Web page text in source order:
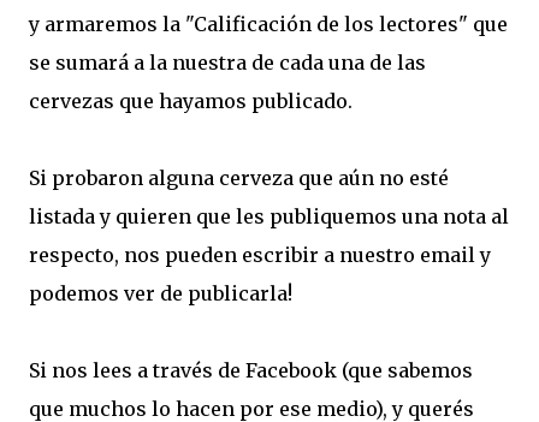
y armaremos la "Calificación de los lectores" que
se sumará a la nuestra de cada una de las
cervezas que hayamos publicado.
Si probaron alguna cerveza que aún no esté
listada y quieren que les publiquemos una nota al
respecto, nos pueden escribir a nuestro email y
podemos ver de publicarla!
Si nos lees a través de Facebook (que sabemos
que muchos lo hacen por ese medio), y querés